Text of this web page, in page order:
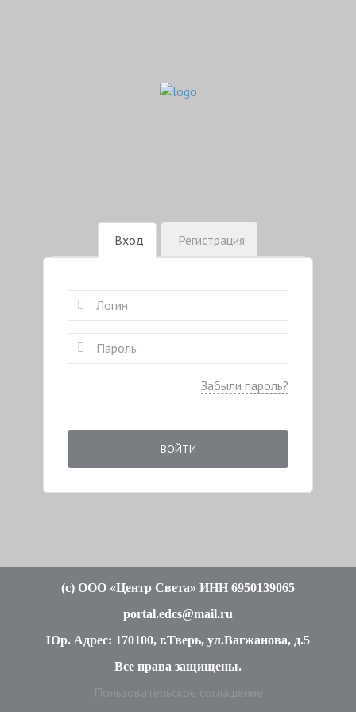
Вход Регистрация
Забыли пароль?
ВОЙТИ
(c) ООО «Центр Света» ИНН 6950139065
portal.edcs@mail.ru
Юр. Адрес: 170100, г.Тверь, ул.Вагжанова, д.5
Все права защищены.
Пользовательское соглашение